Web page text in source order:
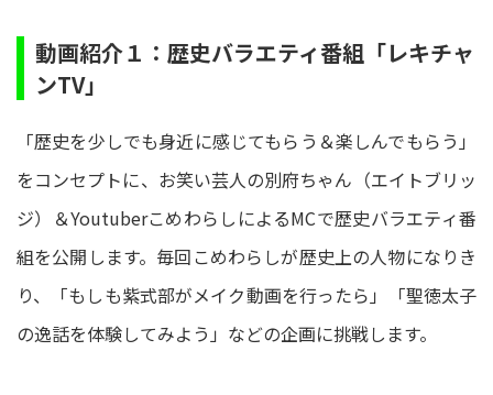
動画紹介１：歴史バラエティ番組「レキチャ
ンTV」
「歴史を少しでも身近に感じてもらう＆楽しんでもらう」
をコンセプトに、お笑い芸人の別府ちゃん（エイトブリッ
ジ）＆YoutuberこめわらしによるMCで歴史バラエティ番
組を公開します。毎回こめわらしが歴史上の人物になりき
り、「もしも紫式部がメイク動画を行ったら」「聖徳太子
の逸話を体験してみよう」などの企画に挑戦します。​